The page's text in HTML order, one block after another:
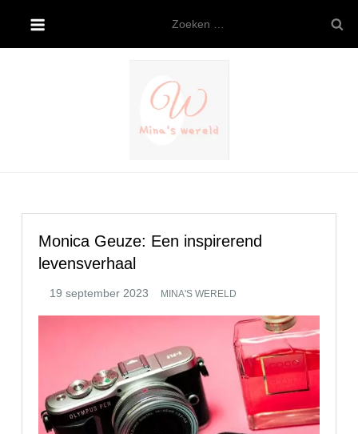
de
naar:
Monica Geuze: Een inspirerend
levensverhaal
MINA'S WERELD